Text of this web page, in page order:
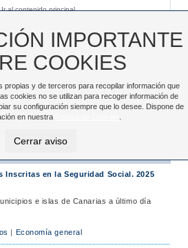
Ir al contenido principal
Toggle
navigation
Inscritas en la Seguridad Social. 2025
e islas de Canarias a último día
| Economía general
IMPORTANTE
COOKIES
propias y de terceros para recopilar información que
cookies no se utilizan para recoger información de
su configuración siempre que lo desee. Dispone de
en nuestra
Cerrar aviso